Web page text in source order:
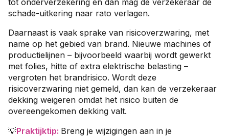
tot onderverzekering en dan mag de verzekeraar de
schade-uitkering naar rato verlagen.
Daarnaast is vaak sprake van risicoverzwaring, met
name op het gebied van brand. Nieuwe machines of
productielijnen – bijvoorbeeld waarbij wordt gewerkt
met folies, hitte of extra elektrische belasting –
vergroten het brandrisico. Wordt deze
risicoverzwaring niet gemeld, dan kan de verzekeraar
dekking weigeren omdat het risico buiten de
overeengekomen dekking valt.
💡Praktijktip: Breng je wijzigingen aan in je